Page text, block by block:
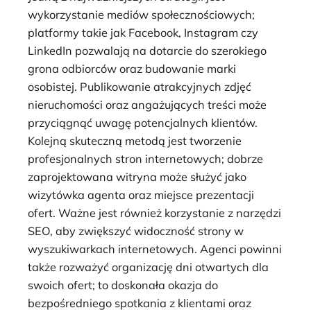
wykorzystanie mediów społecznościowych;
platformy takie jak Facebook, Instagram czy
LinkedIn pozwalają na dotarcie do szerokiego
grona odbiorców oraz budowanie marki
osobistej. Publikowanie atrakcyjnych zdjęć
nieruchomości oraz angażujących treści może
przyciągnąć uwagę potencjalnych klientów.
Kolejną skuteczną metodą jest tworzenie
profesjonalnych stron internetowych; dobrze
zaprojektowana witryna może służyć jako
wizytówka agenta oraz miejsce prezentacji
ofert. Ważne jest również korzystanie z narzędzi
SEO, aby zwiększyć widoczność strony w
wyszukiwarkach internetowych. Agenci powinni
także rozważyć organizację dni otwartych dla
swoich ofert; to doskonała okazja do
bezpośredniego spotkania z klientami oraz